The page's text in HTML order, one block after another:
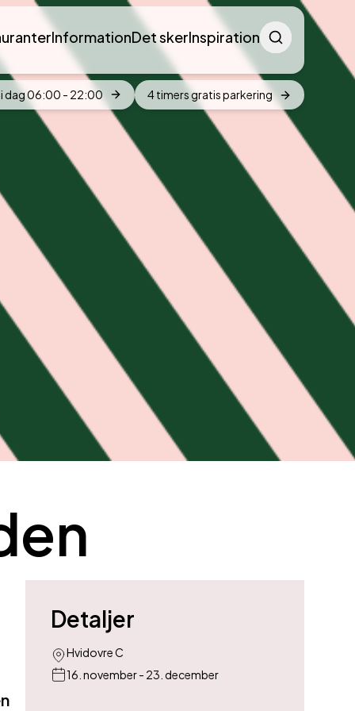
InformationDet skerInspirationSøg
submit
dag06:00 - 22:00 4 timers gratis parkering
Detaljer
Hvidovre C
16. november - 23. december